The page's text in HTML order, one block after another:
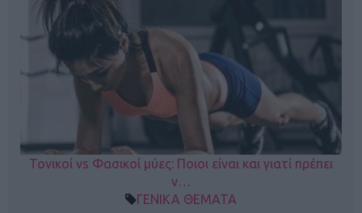
Τονικοί vs Φασικοί μύες: Ποιοι είναι και γιατί πρέπει
ν…
ΓΕΝΙΚΑ ΘΕΜΑΤΑ